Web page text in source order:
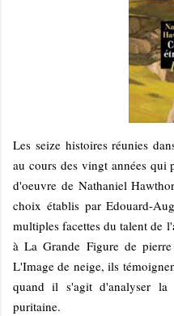
Les seize histoires réunies
au cours des vingt années qui
d'oeuvre de Nathaniel
choix établis par Edouard-
multiples facettes du talent de
à La Grande Figure de
L'Image de neige, ils
quand il s'agit d'analyser
puritaine.